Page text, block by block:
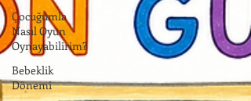
Çocuğumla
Nasıl Oyun
Oynayabilirim?
Bebeklik
Dönemi